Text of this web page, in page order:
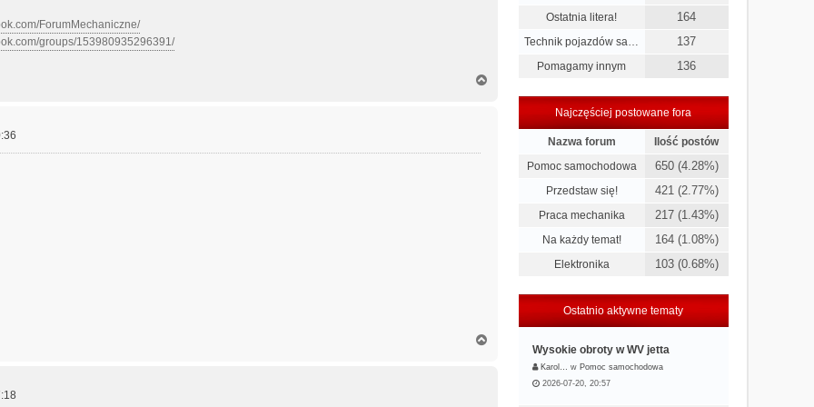
ForumMechaniczne/
groups/153980935296391/
Ostatnia litera! 164
Technik pojazdów sa… 137
Pomagamy innym 136
Najczęściej postowane fora
Nazwa forum
Ilość postów
Pomoc samochodowa
650 (4.28%)
Przedstaw się! 421 (2.77%)
Praca mechanika 217 (1.43%)
Na każdy temat! 164 (1.08%)
Elektronika 103 (0.68%)
Ostatnio aktywne tematy
Wysokie obroty w WV jetta
Karol… w Pomoc samochodowa
2026-07-20, 20:57